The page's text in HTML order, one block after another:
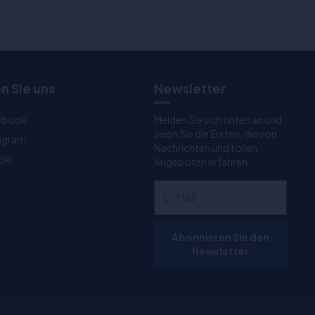
Sie uns Newsletter
Melden Sie sich unten an und
seien Sie die Ersten, die von
Nachrichten und tollen
Angeboten erfahren